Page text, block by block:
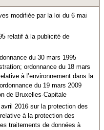
modifiée par la loi du 6 mai
relatif à la publicité de
du 30 mars 1995
ordonnance du 18 mars
à l’environnement dans la
du 19 mars 2009
de Bruxelles-Capitale
2016 sur la protection des
à la protection des
traitements de données à